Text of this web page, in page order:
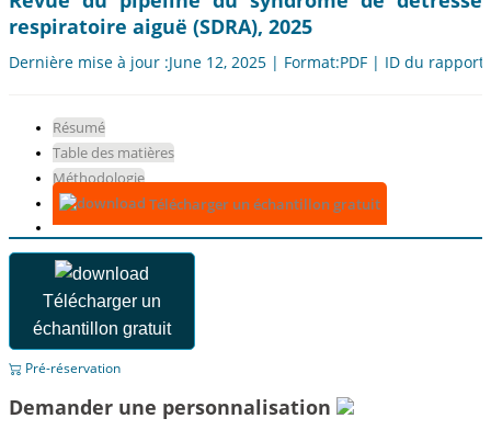
respiratoire aiguë (SDRA), 2025
Dernière mise à jour :June 12, 2025 | Format:PDF | ID du
Résumé
Table des matières
Méthodologie
Télécharger un échantillon gratuit
Télécharger un
échantillon gratuit
Pré-réservation
Demander une personnalisation